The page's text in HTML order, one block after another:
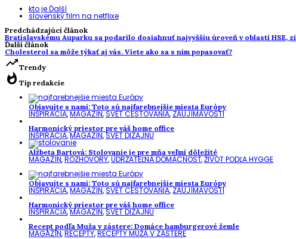
kto je Ďalší
slovenský film na netflixe
Predchádzajúci článok
Bratislavskému Auparku sa podarilo dosiahnuť najvyššiu úroveň v oblasti HSE,
Ďalší článok
Cholesterol sa môže týkať aj vás. Viete ako sa s nim popasovať?
trending_upTrendy
whatshot Tip redakcie
Objavujte s nami: Toto sú najfarebnejšie miesta Európy
INŠPIRÁCIA,MAGAZÍN,SVET CESTOVANIA,ZAUJÍMAVOSTI
Harmonický priestor pre váš home office
INŠPIRÁCIA,MAGAZÍN,SVET DIZAJNU
Alžbeta Bartová: Stolovanie je pre mňa veľmi dôležité
MAGAZÍN,ROZHOVORY,UDRŽATEĽNÁ DOMÁCNOSŤ,ŽIVOT PODĽA HYGGE
Objavujte s nami: Toto sú najfarebnejšie miesta Európy
INŠPIRÁCIA,MAGAZÍN,SVET CESTOVANIA,ZAUJÍMAVOSTI
Harmonický priestor pre váš home office
INŠPIRÁCIA,MAGAZÍN,SVET DIZAJNU
Recept podľa Muža v zástere: Domáce hamburgerové žemle
MAGAZÍN,RECEPTY,RECEPTY MUŽA V ZÁSTERE